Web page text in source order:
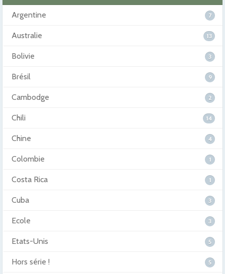
Argentine 7
Australie 13
Bolivie 3
Brésil 9
Cambodge 2
Chili 14
Chine 4
Colombie 1
Costa Rica 1
Cuba 3
Ecole 3
Etats-Unis 5
Hors série ! 5